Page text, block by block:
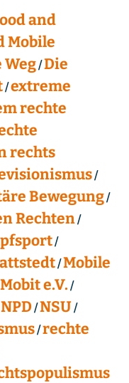
and
Mobile
Die
extreme
rechte
rechts
Bewegung
Rechten
Mobile
Mobit e.V.
NPD NSU
rechte